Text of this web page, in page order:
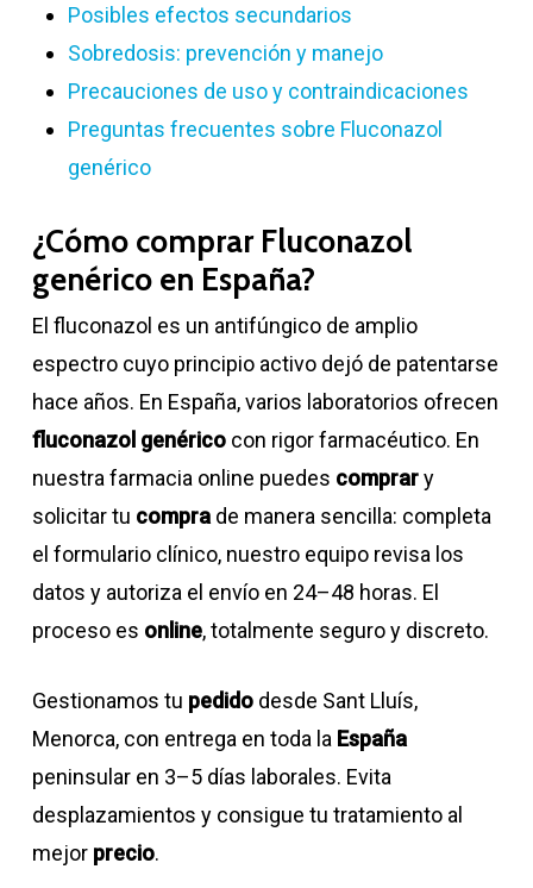
Posibles efectos secundarios
Sobredosis: prevención y manejo
Precauciones de uso y contraindicaciones
Preguntas frecuentes sobre Fluconazol
genérico
¿Cómo comprar Fluconazol
genérico en España?
El fluconazol es un antifúngico de amplio
espectro cuyo principio activo dejó de patentarse
hace años. En España, varios laboratorios ofrecen
fluconazol genéricocon rigor farmacéutico. En
nuestra farmacia online puedes comprary
solicitar tu comprade manera sencilla: completa
el formulario clínico, nuestro equipo revisa los
datos y autoriza el envío en 24–48 horas. El
proceso es online, totalmente seguro y discreto.
Gestionamos tu pedidodesde Sant Lluís,
Menorca, con entrega en toda la España
peninsular en 3–5 días laborales. Evita
desplazamientos y consigue tu tratamiento al
mejor precio.